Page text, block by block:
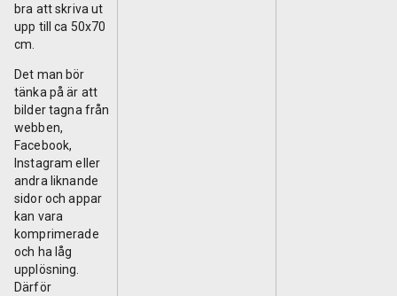
bra att skriva ut
upp till ca 50x70
cm.
Det man bör
tänka på är att
bilder tagna från
webben,
Facebook,
Instagram eller
andra liknande
sidor och appar
kan vara
komprimerade
och ha låg
upplösning.
Därför